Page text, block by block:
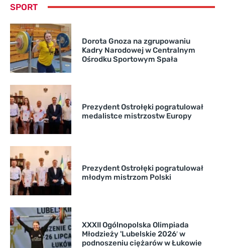
SPORT
Dorota Gnoza na zgrupowaniu
Kadry Narodowej w Centralnym
Ośrodku Sportowym Spała
Prezydent Ostrołęki pogratulował
medalistce mistrzostw Europy
Prezydent Ostrołęki pogratulował
młodym mistrzom Polski
XXXII Ogólnopolska Olimpiada
Młodzieży 'Lubelskie 2026′ w
podnoszeniu ciężarów w Łukowie